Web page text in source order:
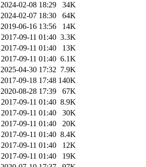
2024-02-08 18:29
34K
2024-02-07 18:30
64K
2019-06-16 13:56
14K
2017-09-11 01:40 3.3K
2017-09-11 01:40
13K
2017-09-11 01:40 6.1K
2025-04-30 17:32 7.9K
2017-09-18 17:48 140K
2020-08-28 17:39
67K
2017-09-11 01:40 8.9K
2017-09-11 01:40
30K
2017-09-11 01:40
20K
2017-09-11 01:40 8.4K
2017-09-11 01:40
12K
2017-09-11 01:40
19K